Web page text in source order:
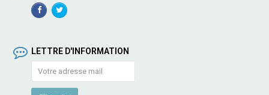
FacebookTwitterProfile
LETTRE D'INFORMATION